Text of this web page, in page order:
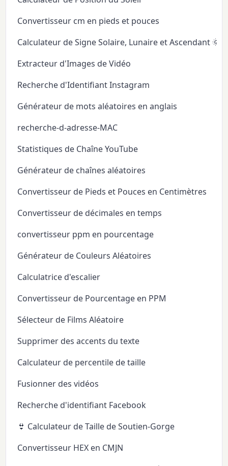
Convertisseur cm en pieds et pouces
Calculateur de Signe Solaire, Lunaire et Ascendant
Extracteur d'Images de Vidéo
Recherche d'Identifiant Instagram
Générateur de mots aléatoires en anglais
recherche-d-adresse-MAC
Statistiques de Chaîne YouTube
Générateur de chaînes aléatoires
Convertisseur de Pieds et Pouces en Centimètres
Convertisseur de décimales en temps
convertisseur ppm en pourcentage
Générateur de Couleurs Aléatoires
Calculatrice d'escalier
Convertisseur de Pourcentage en PPM
Sélecteur de Films Aléatoire
Supprimer des accents du texte
Calculateur de percentile de taille
Fusionner des vidéos
Recherche d'identifiant Facebook
👙 Calculateur de Taille de Soutien-Gorge
Convertisseur HEX en CMJN